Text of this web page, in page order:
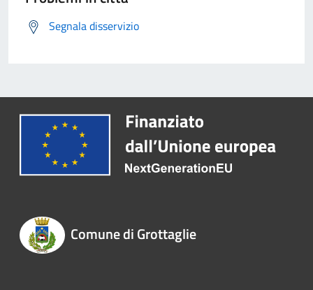
Segnala disservizio
Comune di Grottaglie